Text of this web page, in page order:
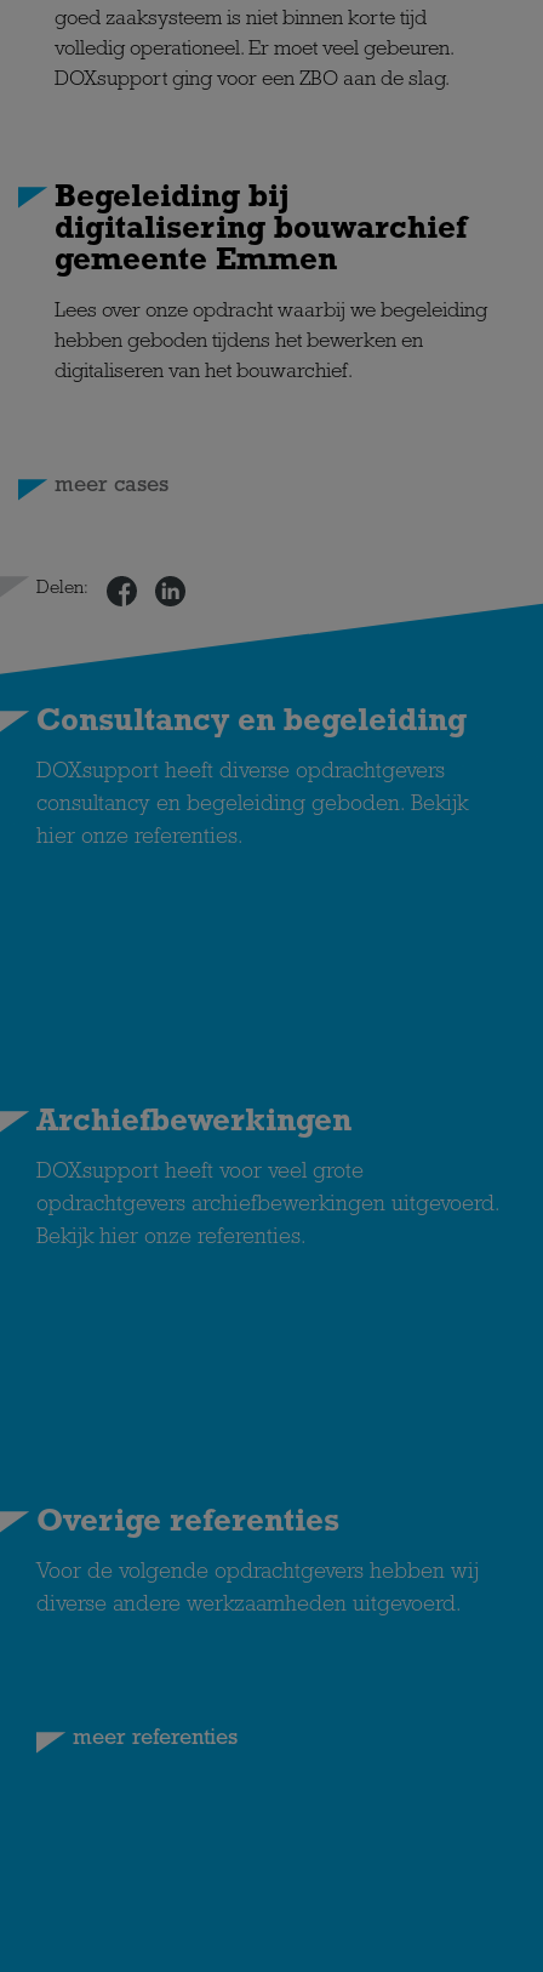
goed zaaksysteem is niet binnen korte tijd
volledig operationeel. Er moet veel gebeuren.
DOXsupport ging voor een ZBO aan de slag.
Begeleiding bij
digitalisering bouwarchief
gemeente Emmen
Lees over onze opdracht waarbij we begeleiding
hebben geboden tijdens het bewerken en
digitaliseren van het bouwarchief.
meer cases
Delen:
Consultancy en begeleiding
DOXsupport heeft diverse opdrachtgevers
consultancy en begeleiding geboden. Bekijk
hier onze referenties.
Archiefbewerkingen
DOXsupport heeft voor veel grote
opdrachtgevers archiefbewerkingen uitgevoerd.
Bekijk hier onze referenties.
Overige referenties
Voor de volgende opdrachtgevers hebben wij
diverse andere werkzaamheden uitgevoerd.
meer referenties